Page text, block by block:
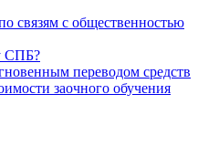
связям с общественностью
СПБ?
переводом средств
заочного обучения